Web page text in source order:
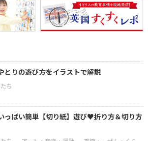
とりの遊び方をイラストで解説
っぱい簡単【切り紙】遊び♥折り方＆切り方